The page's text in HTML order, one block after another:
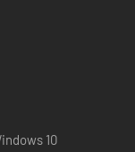
servidores
10